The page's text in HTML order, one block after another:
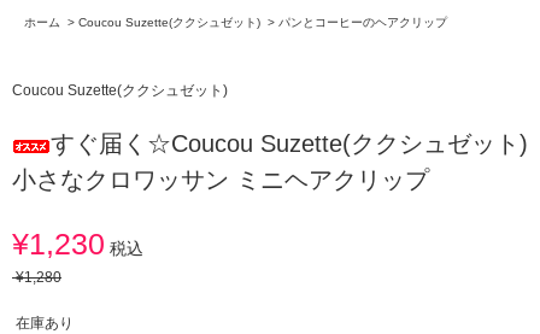
ホーム > Coucou Suzette(ククシュゼット) > パンとコーヒーのヘアクリップ
Coucou Suzette(ククシュゼット)
すぐ届く☆Coucou Suzette(ククシュゼット)
小さなクロワッサン ミニヘアクリップ
¥1,230 税込
¥1,280
在庫あり